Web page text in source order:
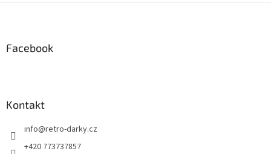
Facebook
Kontakt
info@retro-darky.cz
+420 773737857